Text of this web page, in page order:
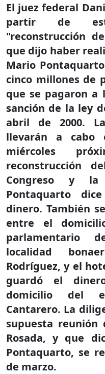
El juez federal
partir de
"reconstrucción
que dijo haber
Mario
cinco millones de
que se pagaron a
sanción de la ley
abril de 2000.
llevarán a cabo
miércoles
reconstrucción
Congreso y
Pontaquarto
dinero. También
entre el
parlamentario
localidad
Rodríguez, y el
guardó el
domicilio del
Cantarero. La
supuesta reunión
Rosada, y que
Pontaquarto, se
de marzo.